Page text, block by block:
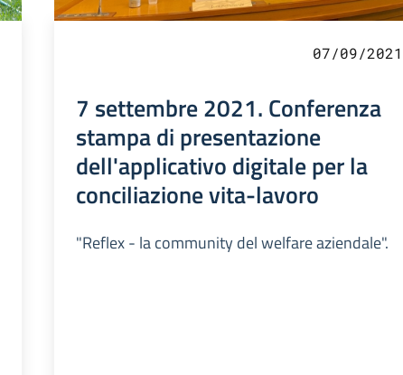
07/09/2021
7 settembre 2021. Conferenza
stampa di presentazione
dell'applicativo digitale per la
conciliazione vita-lavoro
"Reflex - la community del welfare aziendale".